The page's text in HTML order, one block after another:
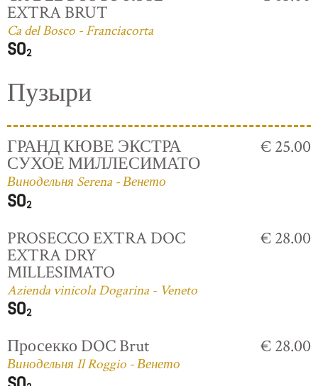
EXTRA BRUT
Ca del Bosco - Franciacorta
Пузыри
ГРАНД КЮВЕ ЭКСТРА
СУХОЕ МИЛЛЕСИМАТО
Винодельня Serena - Венето
€ 25.00
PROSECCO EXTRA DOC
EXTRA DRY
MILLESIMATO
Azienda vinicola Dogarina - Veneto
€ 28.00
Просекко DOC Brut
Винодельня Il Roggio - Венето
€ 28.00